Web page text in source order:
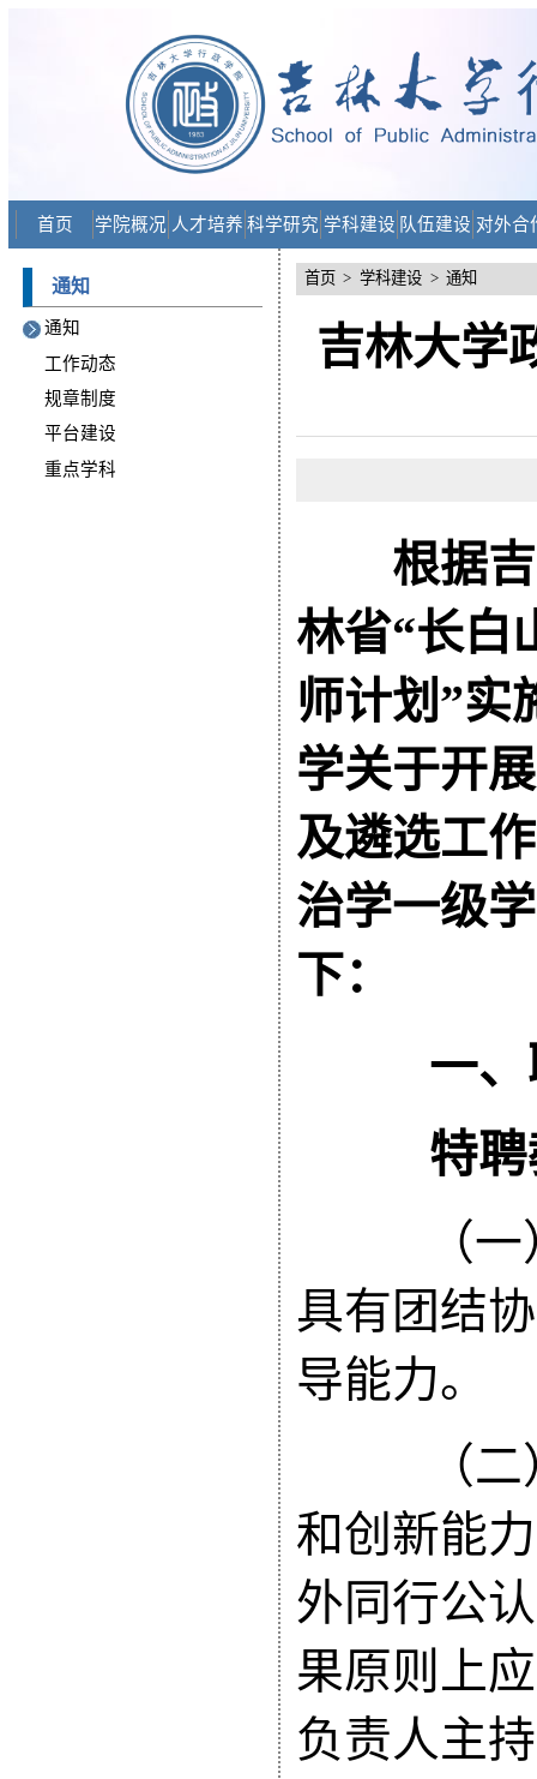
首页 学院概况 人才培养 科学研究 学科建设 队伍建设 对外合
通知
通知
工作动态
规章制度
平台建设
重点学科
首页 > 学科建设 > 通知
吉林大学
根据吉
林省“长白
师计划”实
学关于开
及遴选工
治学一级
下：
一、
特聘
（一
具有团结
导能力。
（二）
和创新能
外同行公
果原则上应
负责人主